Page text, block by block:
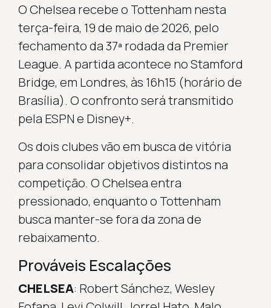
O Chelsea recebe o Tottenham nesta
terça-feira, 19 de maio de 2026, pelo
fechamento da 37ª rodada da Premier
League. A partida acontece no Stamford
Bridge, em Londres, às 16h15 (horário de
Brasília). O confronto será transmitido
pela ESPN e Disney+.
Os dois clubes vão em busca de vitória
para consolidar objetivos distintos na
competição. O Chelsea entra
pressionado, enquanto o Tottenham
busca manter-se fora da zona de
rebaixamento.
Prováveis Escalações
CHELSEA: Robert Sánchez, Wesley